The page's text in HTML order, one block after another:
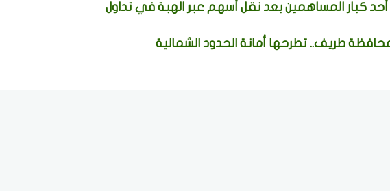
كبار المساهمين بعد نقل أسهم عبر الهبة في تداول
طريف.. تطرحها أمانة الحدود الشمالية